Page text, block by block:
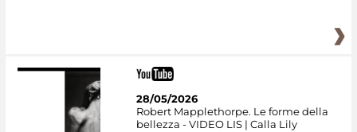
28/05/2026
Robert Mapplethorpe. Le forme della
bellezza - VIDEO LIS | Calla Lily